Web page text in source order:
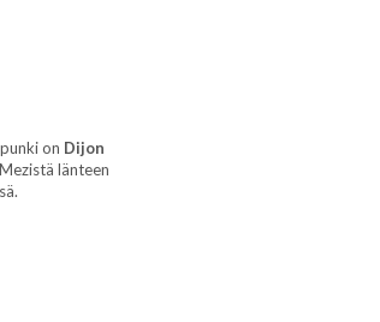
on Dijon
länteen